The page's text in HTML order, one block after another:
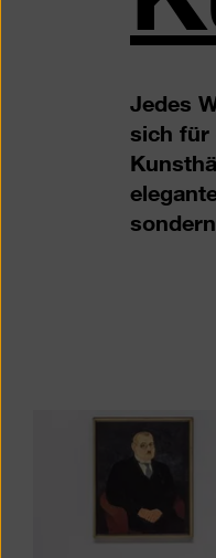
Jedes
sich für